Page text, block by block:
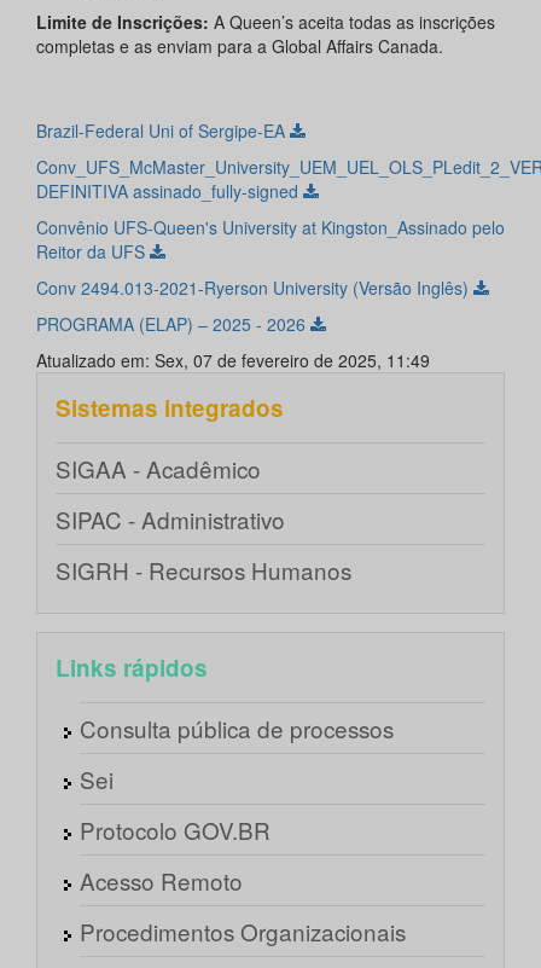
Limite de Inscrições: A Queen’s aceita todas as inscrições
completas e as enviam para a Global Affairs Canada.
Brazil-Federal Uni of Sergipe-EA
DEFINITIVA assinado_fully-signed
Convênio UFS-Queen's University at Kingston_Assinado pelo
Reitor da UFS
Conv 2494.013-2021-Ryerson University (Versão Inglês)
PROGRAMA (ELAP) – 2025 - 2026
Atualizado em: Sex, 07 de fevereiro de 2025, 11:49
Sistemas integrados
SIGAA - Acadêmico
SIPAC - Administrativo
SIGRH - Recursos Humanos
Links rápidos
Consulta pública de processos
Sei
Protocolo GOV.BR
Acesso Remoto
Procedimentos Organizacionais